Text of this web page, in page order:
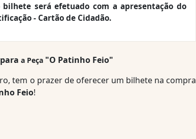
será efetuado com a apresentação do
- Cartão de Cidadão.
para a Peça "O Patinho Feio"
tem o prazer de oferecer um bilhete na compra
Feio!